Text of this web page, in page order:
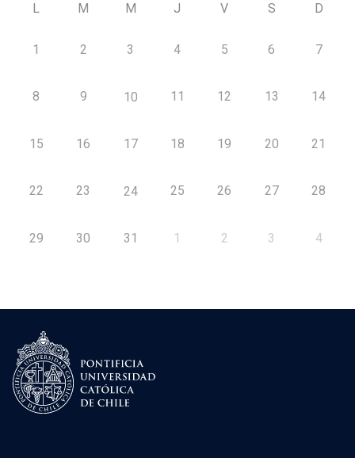
L M M J V S D
1 2 3 4 5 6 7
8 9 10 11 12 13 14
15 16 17 18 19 20 21
22 23 24 25 26 27 28
29 30 31 1 2 3 4